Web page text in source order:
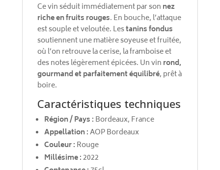
Ce vin séduit immédiatement par son nez
riche en fruits rouges. En bouche, l’attaque
est souple et veloutée. Lestanins fondus
soutiennent une matière soyeuse et fruitée,
où l’on retrouve la cerise, la framboise et
des notes légèrement épicées. Un vin rond,
gourmand et parfaitement équilibré, prêt à
boire.
Caractéristiques techniques
Région / Pays : Bordeaux, France
Appellation :AOP Bordeaux
Couleur : Rouge
Millésime :2022